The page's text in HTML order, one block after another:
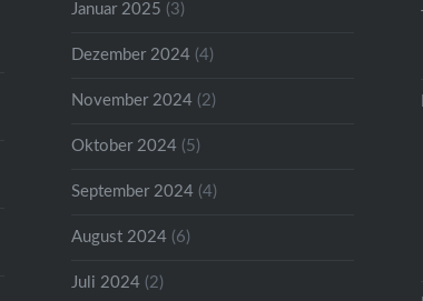
Januar 2025 (3)
Dezember 2024 (4)
November 2024 (2)
Oktober 2024 (5)
September 2024 (4)
August 2024 (6)
Juli 2024 (2)